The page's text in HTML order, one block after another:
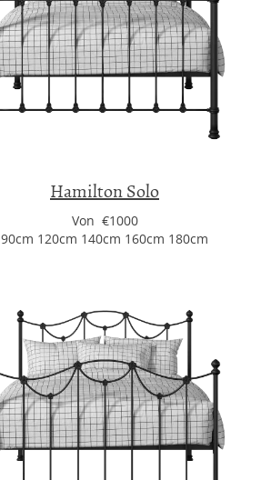
Hamilton Solo
Von €1000
90cm 120cm 140cm 160cm 180cm